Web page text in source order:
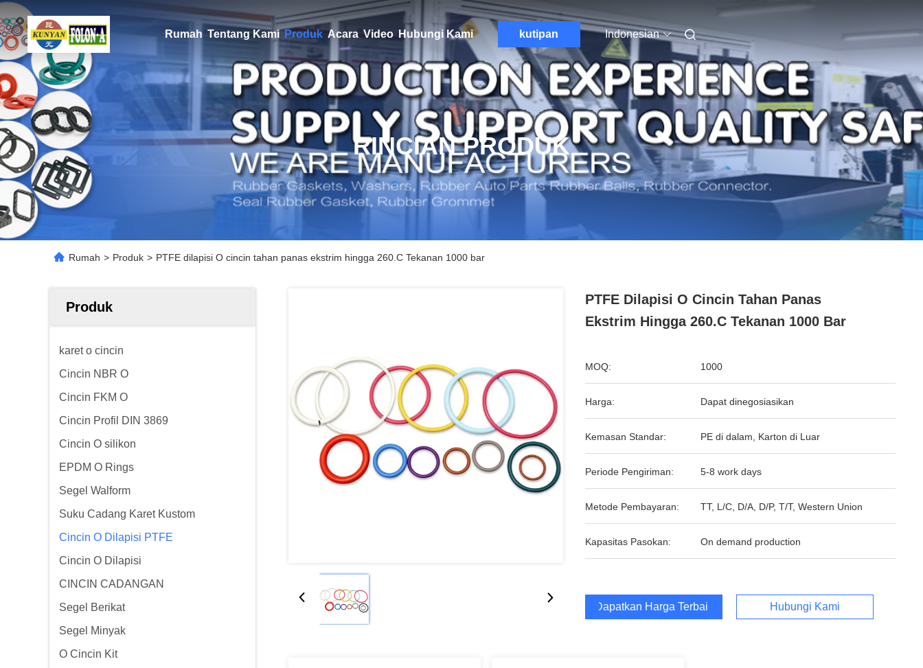
Rumah Tentang Kami Produk Acara Video Hubungi Kami kutipan Indonesian
RINCIAN PRODUK
Rumah > Produk > PTFE dilapisi O cincin tahan panas ekstrim hingga 260.C Tekanan 1000 bar
Produk
karet o cincin
Cincin NBR O
Cincin FKM O
Cincin Profil DIN 3869
Cincin O silikon
EPDM O Rings
Segel Walform
Suku Cadang Karet Kustom
Cincin O Dilapisi PTFE
Cincin O Dilapisi
CINCIN CADANGAN
Segel Berikat
Segel Minyak
O Cincin Kit
PTFE Dilapisi O Cincin Tahan Panas
Ekstrim Hingga 260.C Tekanan 1000 Bar
MOQ: 1000
Harga: Dapat dinegosiasikan
Kemasan Standar: PE di dalam, Karton di Luar
Periode Pengiriman: 5-8 work days
Metode Pembayaran: TT, L/C, D/A, D/P, T/T, Western Union
Kapasitas Pasokan: On demand production
Dapatkan Harga Terbaik Hubungi Kami